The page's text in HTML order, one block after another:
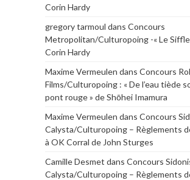
Corin Hardy
gregory tarmoul dans Concours
Metropolitan/Culturopoing -« Le
Corin Hardy
Maxime Vermeulen dans Concours
Films/Culturopoing : « De l’eau tiède
pont rouge » de Shōhei Imamura
Maxime Vermeulen dans Concours
Calysta/Culturopoing – Règlements
à OK Corral de John Sturges
Camille Desmet dans Concours
Calysta/Culturopoing – Règlements